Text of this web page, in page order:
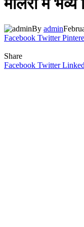
मालेरा में भव्य
By admin
Facebook Twitter
Share
Facebook Twitter